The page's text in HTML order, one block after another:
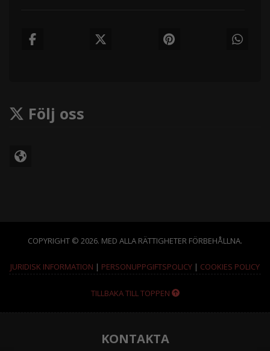
Följ oss
COPYRIGHT © 2026. MED ALLA RÄTTIGHETER FÖRBEHÅLLNA.
JURIDISK INFORMATION | PERSONUPPGIFTSPOLICY | COOKIES POLICY
TILLBAKA TILL TOPPEN
KONTAKTA